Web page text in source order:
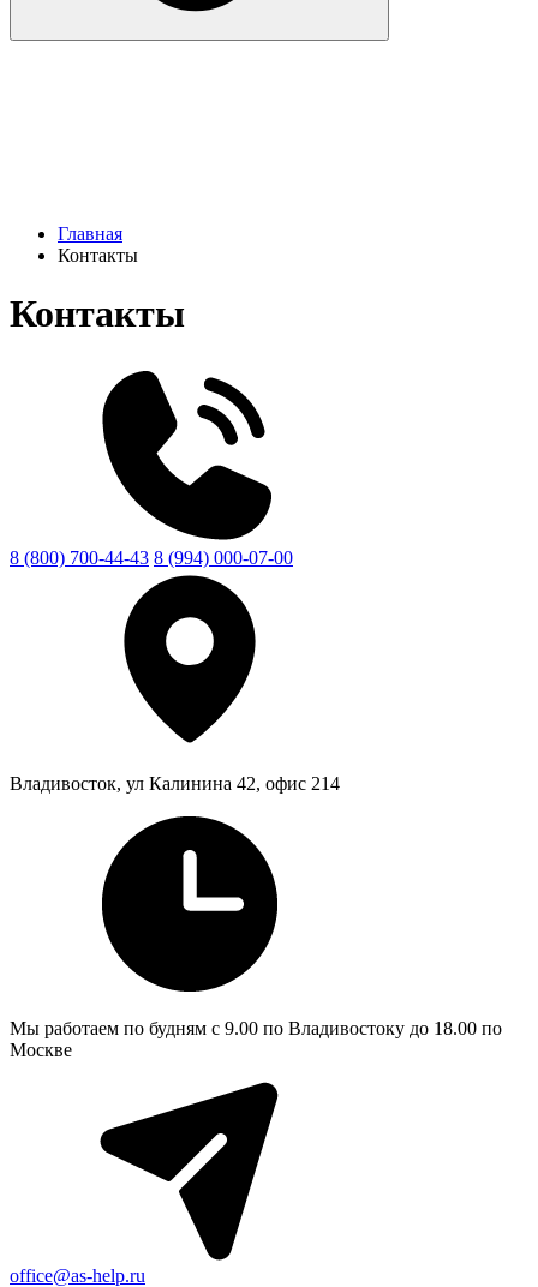
Главная
Контакты
Контакты
8 (800) 700-44-43 8 (994) 000-07-00
Владивосток, ул Калинина 42, офис 214
Мы работаем по будням с 9.00 по Владивостоку до 18.00 по
Москве
office@as-help.ru